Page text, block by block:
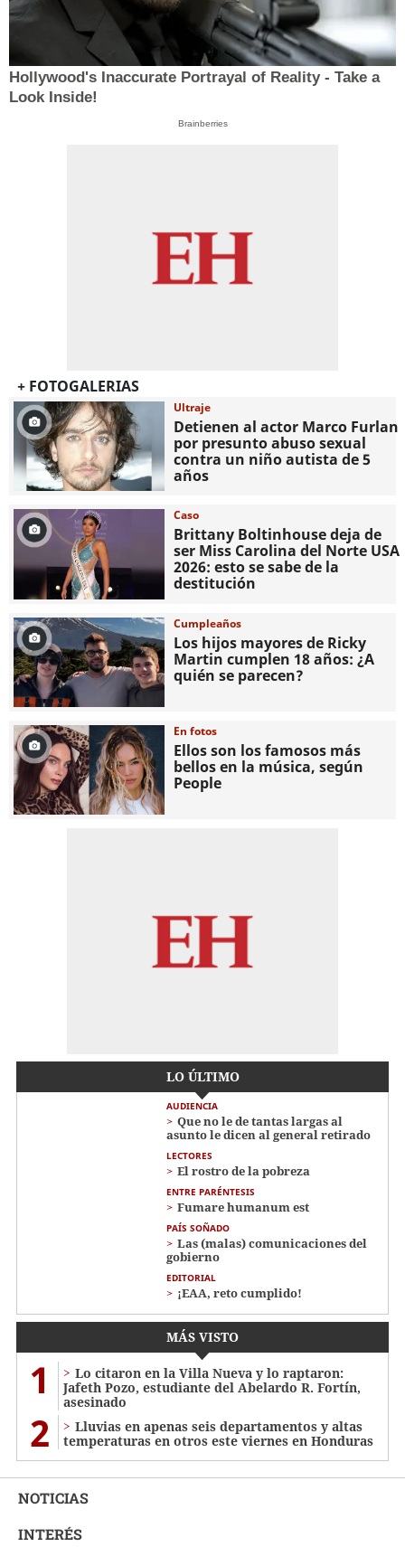
Hollywood's Inaccurate Portrayal of Reality - Take a
Look Inside!
Brainberries
+ FOTOGALERIAS
Ultraje
Detienen al actor Marco Furlan
por presunto abuso sexual
contra un niño autista de 5
años
Caso
Brittany Boltinhouse deja de
ser Miss Carolina del Norte USA
2026: esto se sabe de la
destitución
Cumpleaños
Los hijos mayores de Ricky
Martin cumplen 18 años: ¿A
quién se parecen?
En fotos
Ellos son los famosos más
bellos en la música, según
People
LO ÚLTIMO
AUDIENCIA
Que no le de tantas largas al
asunto le dicen al general retirado
LECTORES
El rostro de la pobreza
ENTRE PARÉNTESIS
Fumare humanum est
PAÍS SOÑADO
Las (malas) comunicaciones del
gobierno
EDITORIAL
¡EAA, reto cumplido!
MÁS VISTO
1
Lo citaron en la Villa Nueva y lo raptaron:
Jafeth Pozo, estudiante del Abelardo R. Fortín,
asesinado
2
Lluvias en apenas seis departamentos y altas
temperaturas en otros este viernes en Honduras
NOTICIAS
INTERÉS